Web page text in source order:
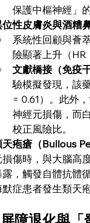
保護中樞神經」
位性皮膚炎與酒糟
系統性回顧與薈
險顯著上升（HR
文獻橋接（免疫
驗模擬發現，該
= 0.61）。此外
神經元損傷，而
校正風險比。
天疱瘡（Bullous
損傷時，與大腦高
露，觸發自體抗體
症患者發生類天